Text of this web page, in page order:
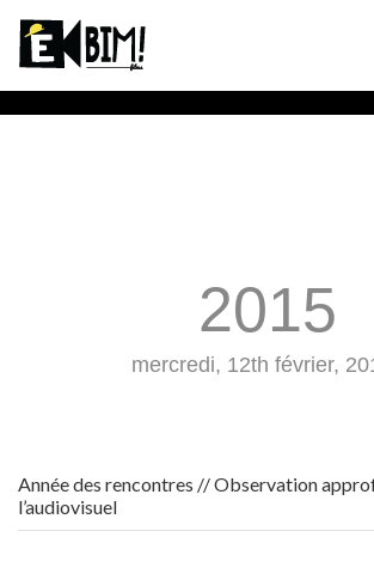
2015
mercredi, 12th février,
Année des rencontres // Observation
l’audiovisuel